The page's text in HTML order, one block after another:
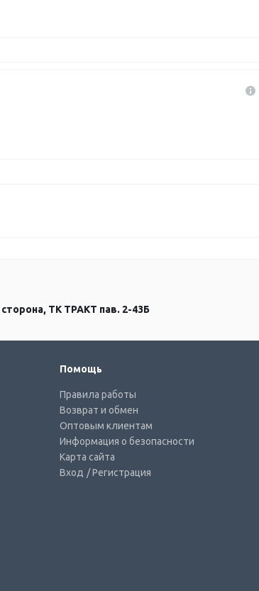
ТК ТРАКТ пав. 2-43Б
Помощь
Правила работы
Возврат и обмен
Оптовым клиентам
Информация о безопасности
Карта сайта
Вход / Регистрация